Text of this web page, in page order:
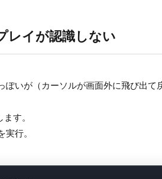
レイが認識しない
ぽいが（カーソルが画面外に飛び出て
す。
行。